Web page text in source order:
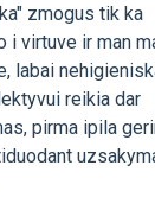
zmogus tik ka
i virtuve ir man
labai
reikia dar
pirma ipila